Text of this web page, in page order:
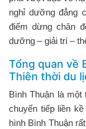
nghỉ dưỡng đẳng
điểm dừng chân
dưỡng – giải trí –
Tổng quan về
Thiên thời du
Bình Thuận là một
chuyển tiếp liền
hình Bình Thuận